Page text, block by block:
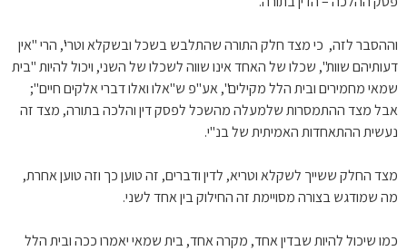
וההסבר לזה, כי מצד חלק התורה שהתלבש בשכל ובשקלא וטרי', הרי "אין
דעותיהם שוות", שכלו של האחד אינו שווה לשכלו של השני, ויכול להיות "בית
שמאי מחמירים ובית הלל מקילים", אע"פ ש"אלו ואלו דברי אלקים חיים";
אבל מצד ההתמסרות שלמעלה מהשכל לפסק דין והלכה בתורה, מצד זה
נעשית ההתאחדות האמיתית של בנ"י.
מצד החלק ששייך לשקלא וטריא, לדין ודברים, זה טוען כך וזה טוען אחרת,
מה שמודגש בצורה מסויימת זה החילוק בין אחד לשני.
כמו שיכול להיות שבדין אחד, מקרה אחד, בית שמאי יאמרו ככה ובית הלל